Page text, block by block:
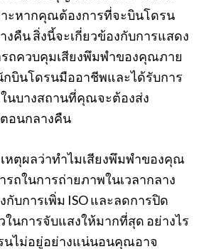
ะหากคุณต้องการที่จะบินโดรน
งคืน สิ่งนี้จะเกี่ยวข้องกับการแสดง
ถควบคุมเสียงพึมพำของคุณภาย
กบินโดรนมืออาชีพและได้รับการ
นบางสถานที่คุณจะต้องส่ง
อนกลางคืน
หตุผลว่าทำไมเสียงพึมพำของคุณ
ถในการถ่ายภาพในเวลากลาง
กับการเพิ่ม ISO และลดการปิด
ในการจับแสงให้มากที่สุด อย่างไร
นไม่อยู่อย่างแน่นอนคุณอาจ